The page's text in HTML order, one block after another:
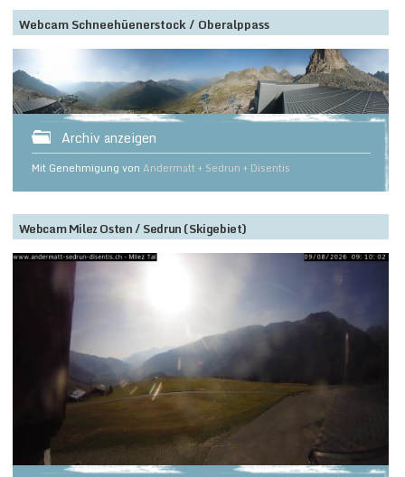
Webcam Schneehüenerstock / Oberalppass
Archiv anzeigen
Mit Genehmigung von Andermatt + Sedrun + Disentis
Webcam Milez Osten / Sedrun (Skigebiet)